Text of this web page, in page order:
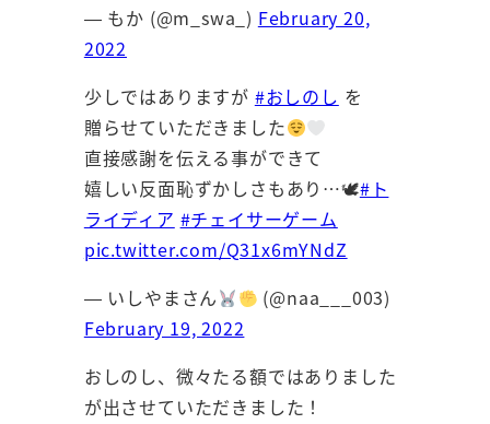
— もか (@m_swa_) February 20,
2022
少しではありますが #おしのし を
贈らせていただきました
直接感謝を伝える事ができて
嬉しい反面恥ずかしさもあり…🕊#ト
ライディア #チェイサーゲーム
pic.twitter.com/Q31x6mYNdZ
— いしやまさん
(@naa___003)
February 19, 2022
おしのし、微々たる額ではありました
が出させていただきました！